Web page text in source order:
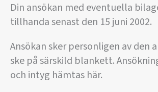
Din ansökan med eventuella
tillhanda senast den 15 juni 2002.
Ansökan sker personligen av den
ske på särskild blankett.
och intyg hämtas här.